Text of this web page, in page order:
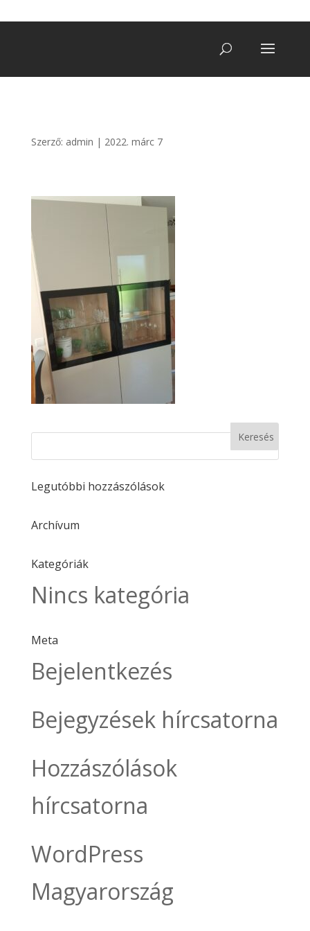
Szerző: admin | 2022. márc 7
Legutóbbi hozzászólások
Archívum
Kategóriák
Nincs kategória
Meta
Bejelentkezés
Bejegyzések hírcsatorna
Hozzászólások
hírcsatorna
WordPress
Magyarország